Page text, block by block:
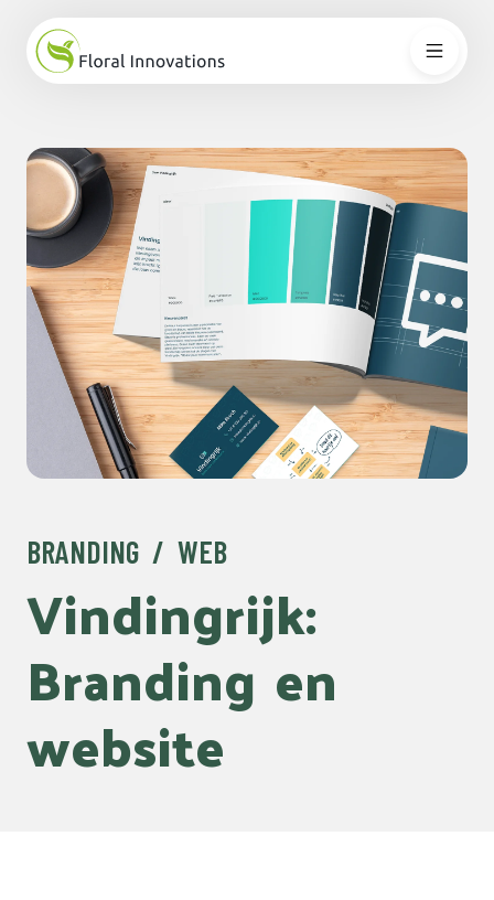
BRANDING / WEB
Vindingrijk:
Branding en
website